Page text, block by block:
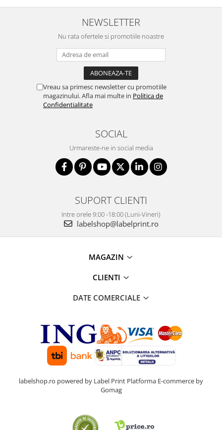
NEWSLETTER
Nu rata ofertele si promotiile noastre
Vreau sa primesc newsletter cu promotiile
magazinului. Afla mai multe in Politica de
Confidentialitate
SOCIAL
Urmareste-ne in social media
SUPORT CLIENTI
Intre orele 9:00 -18:00 (Luni-Vineri)
labelshop@labelprint.ro
MAGAZIN
CLIENTI
DATE COMERCIALE
labelshop.ro powered by Label Print Platforma E-commerce by
Gomag